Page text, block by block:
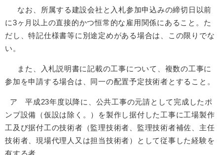
なお、所属する建設会社と入札参加申込みの締切日以前
に3ヶ月以上の直接的かつ恒常的な雇用関係にあること。た
だし、特記仕様書等に別途定めがある場合は、この限りでな
い。
また、入札説明書に記載の工事について、複数の工事に
参加を申請する場合は、同一の配置予定技術者とすること。
ア 平成23年度以降に、公共工事の元請として完成したポ
ンプ設備（仮設は除く。）を製作し据付した工事に工場製作
工及び据付工の技術者（監理技術者、監理技術者補佐、主任
技術者、現場代理人又は担当技術者）として従事した経験を